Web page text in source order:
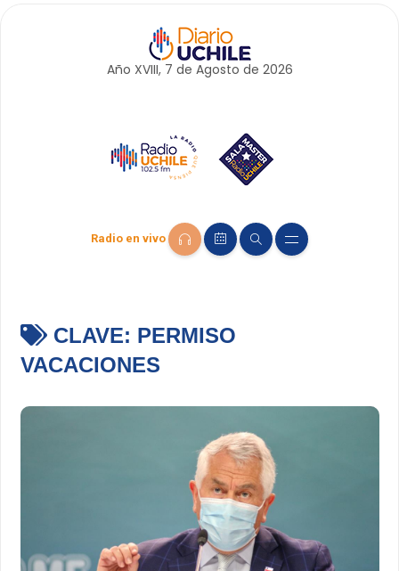
Año XVIII, 7 de Agosto de 2026
Radio en vivo
CLAVE: PERMISO
VACACIONES